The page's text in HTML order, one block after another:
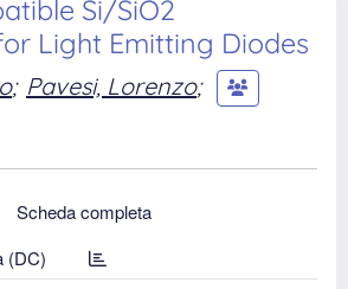
Si/SiO2
Light Emitting Diodes
; Pavesi, Lorenzo;
Scheda completa
(DC)